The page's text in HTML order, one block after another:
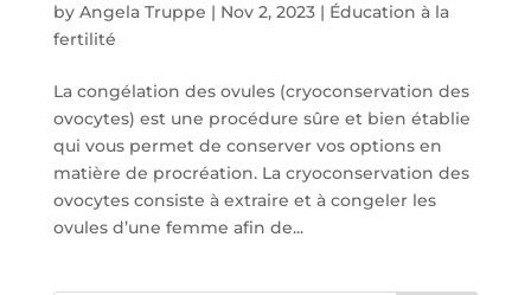
by Angela Truppe | Nov 2, 2023| Éducation à la
fertilité
La congélation des ovules (cryoconservation des
ovocytes) est une procédure sûre et bien établie
qui vous permet de conserver vos options en
matière de procréation. La cryoconservation des
ovocytes consiste à extraire et à congeler les
ovules d’une femme afin de...